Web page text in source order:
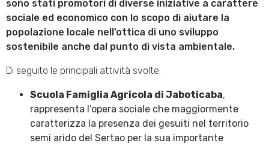
sono stati promotori di diverse iniziative a carattere
sociale ed economico con lo scopo di aiutare la
popolazione locale nell’ottica di uno sviluppo
sostenibile anche dal punto di vista ambientale.
Di seguito le principali attività svolte:
Scuola Famiglia Agricola di Jaboticaba,
rappresenta l’opera sociale che maggiormente
caratterizza la presenza dei gesuiti nel territorio
semi arido del Sertao per la sua importante